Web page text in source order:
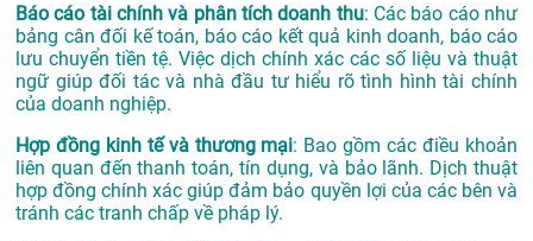
Báo cáo tài chính và phân tích doanh thu: Các báo cáo như
bảng cân đối kế toán, báo cáo kết quả kinh doanh, báo cáo
lưu chuyển tiền tệ. Việc dịch chính xác các số liệu và thuật
ngữ giúp đối tác và nhà đầu tư hiểu rõ tình hình tài chính
của doanh nghiệp.
Hợp đồng kinh tế và thương mại: Bao gồm các điều khoản
liên quan đến thanh toán, tín dụng, và bảo lãnh. Dịch thuật
hợp đồng chính xác giúp đảm bảo quyền lợi của các bên và
tránh các tranh chấp về pháp lý.